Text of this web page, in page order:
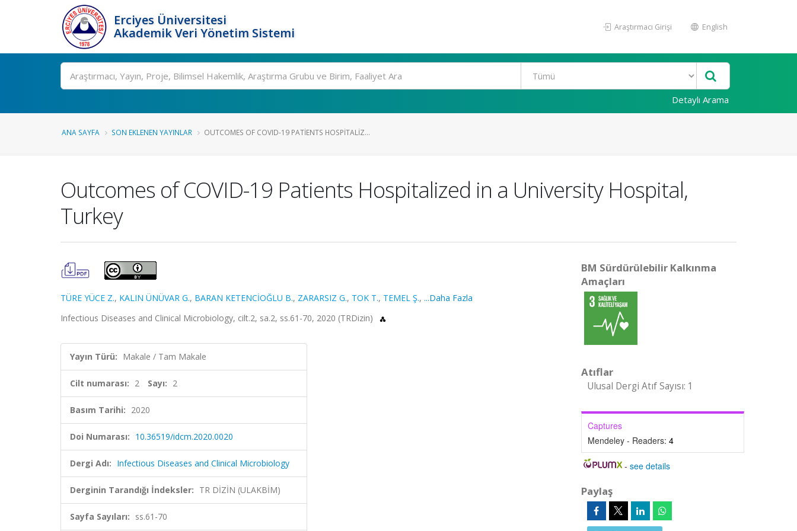
Erciyes Üniversitesi
Akademik Veri Yönetim Sistemi
Araştırmacı Girişi English
Ara
Detaylı Arama
ANA SAYFA SON EKLENEN YAYINLAR OUTCOMES OF COVID-19 PATIENTS HOSPITALIZ...
Outcomes of COVID-19 Patients Hospitalized in a University Hospital,
Turkey
TÜRE YÜCE Z., KALIN ÜNÜVAR G., BARAN KETENCİOĞLU B., ZARARSIZ G., TOK T., TEMEL Ş., ...Daha Fazla
Infectious Diseases and Clinical Microbiology, cilt.2, sa.2, ss.61-70, 2020 (TRDizin)
Yayın Türü: Makale / Tam Makale
Cilt numarası: 2 Sayı: 2
Basım Tarihi: 2020
Doi Numarası: 10.36519/idcm.2020.0020
Dergi Adı: Infectious Diseases and Clinical Microbiology
Derginin Tarandığı İndeksler: TR DİZİN (ULAKBİM)
Sayfa Sayıları: ss.61-70
BM Sürdürülebilir Kalkınma
Amaçları
Atıflar
Ulusal Dergi Atıf Sayısı: 1
Captures
Mendeley - Readers: 4
-see details
Paylaş